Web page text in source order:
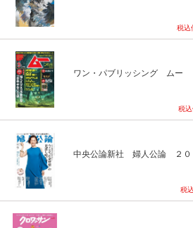
税込
ワン・パブリッシング ムー
税
中央公論新社 婦人公論 ２
税